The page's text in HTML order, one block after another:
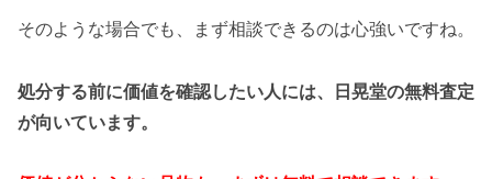
そのような場合でも、まず相談できるのは心強いですね。
処分する前に価値を確認したい人には、日晃堂の無料査定
が向いています。